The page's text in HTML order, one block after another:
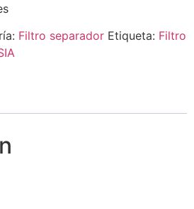
Filtro separador Etiqueta: Filtro